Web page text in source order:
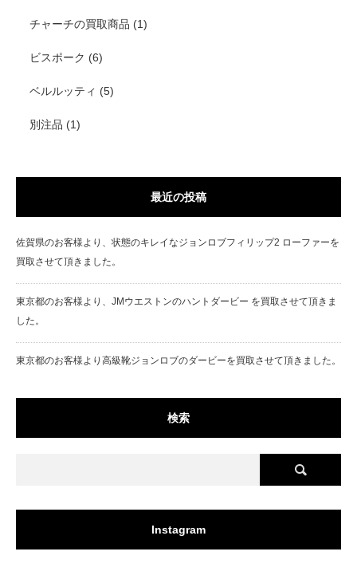
チャーチの買取商品 (1)
ビスポーク (6)
ベルルッティ (5)
別注品 (1)
最近の投稿
佐賀県のお客様より、状態のキレイなジョンロブフィリップ2 ローファーを
買取させて頂きました。
東京都のお客様より、JMウエストンのハントダービー を買取させて頂きま
した。
東京都のお客様より高級靴ジョンロブのダービーを買取させて頂きました。
検索
Instagram